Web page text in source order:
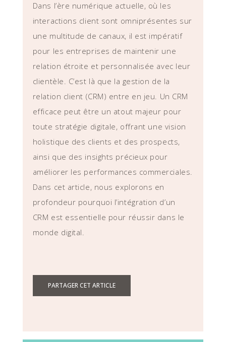
Dans l’ère numérique actuelle, où les
interactions client sont omniprésentes sur
une multitude de canaux, il est impératif
pour les entreprises de maintenir une
relation étroite et personnalisée avec leur
clientèle. C’est là que la gestion de la
relation client (CRM) entre en jeu. Un CRM
efficace peut être un atout majeur pour
toute stratégie digitale, offrant une vision
holistique des clients et des prospects,
ainsi que des insights précieux pour
améliorer les performances commerciales.
Dans cet article, nous explorons en
profondeur pourquoi l’intégration d’un
CRM est essentielle pour réussir dans le
monde digital.
PARTAGER CET ARTICLE